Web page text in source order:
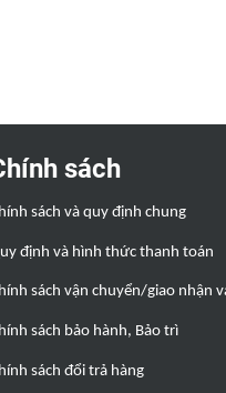
sách
sách và quy định chung
định và hình thức thanh toán
sách vận chuyển/giao nhận
sách bảo hành, Bảo trì
sách đổi trả hàng